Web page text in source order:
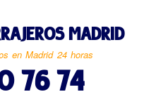
al
contenido
principal
MADRID
en Madrid 24 horas
76 74